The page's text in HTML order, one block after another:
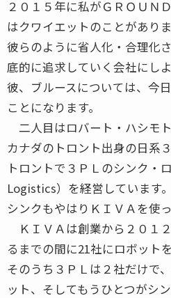
２０１５年に私がＧＲＯＵＮ
はクワイエットのことがありま
彼らのように省人化・合理化
底的に追求していく会社にしよ
彼、ブルースについては、今
ことになります。
二人目はロバート・ハシモト
カナダのトロント出身の日系３
トロントで３ＰＬのシンク・
Logistics）を経営しています。
シンクもやはりＫＩＶＡを使っ
ＫＩＶＡは創業から２０１
るまでの間に21社にロボット
そのうち３ＰＬは２社だけで
ット、そしてもうひとつがシン